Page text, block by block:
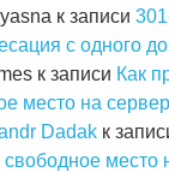
к записи
с одного
к записи Как
место на
Dadak к
свободное место